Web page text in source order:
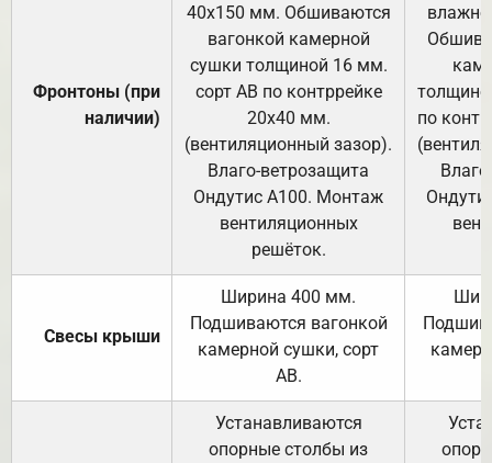
Фронтоны (при
наличии)
40х150 мм. Обшиваются
вагонкой камерной
сушки толщиной 16 мм.
сорт АВ по контррейке
20х40 мм.
(вентиляционный зазор).
Влаго-ветрозащита
Ондутис А100. Монтаж
вентиляционных
решёток.
по
Свесы крыши
Ширина 400 мм.
Подшиваются вагонкой
камерной сушки, сорт
АВ.
Устанавливаются
опорные столбы из